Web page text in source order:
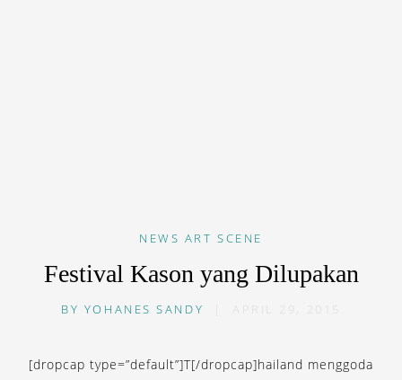
NEWS ART SCENE
Festival Kason yang Dilupakan
BY YOHANES SANDY APRIL 29, 2015
[dropcap type=”default”]T[/dropcap]hailand menggoda